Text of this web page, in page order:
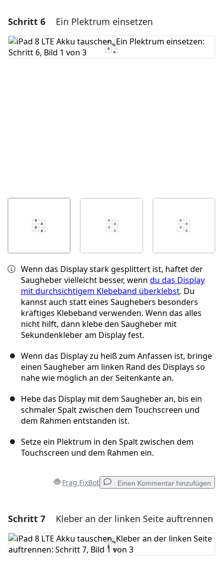
Einen Kommentar hinzufügen
Kommentar hinzufügen
Schritt 6 Ein Plektrum einsetzen
Wenn das Display stark gesplittert ist, haftet der
Saugheber vielleicht besser, wenn du das Display
mit durchsichtigem Klebeband überklebst. Du
kannst auch statt eines Saughebers besonders
kräftiges Klebeband verwenden. Wenn das alles
nicht hilft, dann klebe den Saugheber mit
Sekundenkleber am Display fest.
Wenn das Display zu heiß zum Anfassen ist, bringe
einen Saugheber am linken Rand des Displays so
nahe wie möglich an der Seitenkante an.
Hebe das Display mit dem Saugheber an, bis ein
schmaler Spalt zwischen dem Touchscreen und
dem Rahmen entstanden ist.
Setze ein Plektrum in den Spalt zwischen dem
Touchscreen und dem Rahmen ein.
Frag FixBot Einen Kommentar hinzufügen
Einen Kommentar hinzufügen
Kommentar hinzufügen
Schritt 7 Kleber an der linken Seite auftrennen